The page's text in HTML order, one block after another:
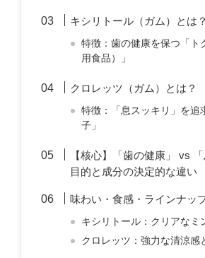
キシリトール（ガム）とは？
特徴：歯の健康を保つ「ト
用食品）」
クロレッツ（ガム）とは？
特徴：「息スッキリ」を追
子」
【核心】「歯の健康」 vs 「
目的と成分の決定的な違い
味わい・食感・ラインナッ
キシリトール：クリアなミ
クロレッツ：強力な清涼感